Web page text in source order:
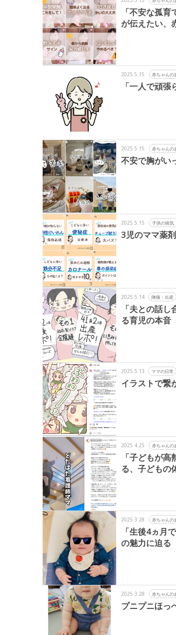
「不安な孤
が伝えたい、
2025.5.15 赤ちゃんの
「一人で頑
2025.5.15 赤ちゃんの
不安で胸がい
2025.5.15 子供の病気
3児のママ薬
2025.5.14 陣痛・出産
「夫との話
る育児の本音
2025.5.13 ママの日常
イラストで繋
2025.4.25 赤ちゃんの
「子どもが
る、子どもの
2025.3.28 赤ちゃんの
「生後4ヵ月
の魅力に迫る
2025.3.28 赤ちゃんの
プニプニほっ